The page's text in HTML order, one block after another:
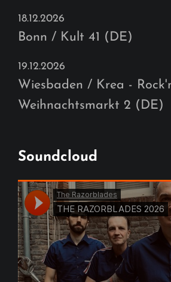
18.12.2026
Bonn / Kult 41 (DE)
19.12.2026
Wiesbaden / Krea -
Weihnachtsmarkt 2 (DE)
Soundcloud